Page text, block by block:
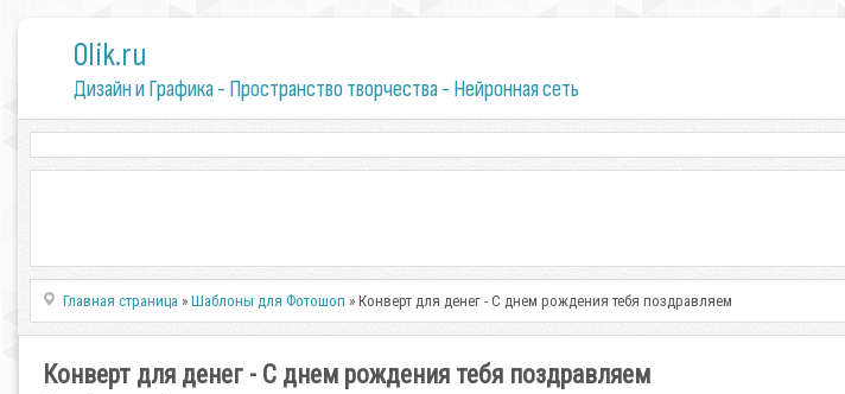
0lik.ru
Дизайн и Графика - Пространство творчества - Нейронная сеть
Главная страница »Шаблоны для Фотошоп » Конверт для денег - С днем рождения тебя поздравляем
Конверт для денег - С днем рождения тебя поздравляем